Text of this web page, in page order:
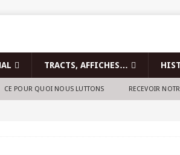
TRACTS, AFFICHES…
CE POUR QUOI NOUS LUTTONS RECEVOIR